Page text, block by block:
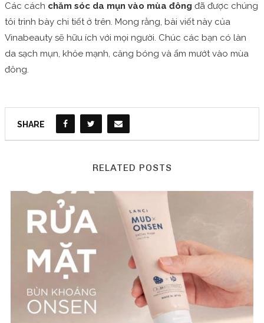
Các cách chăm sóc da mụn vào mùa đông đã được chúng
tôi trình bày chi tiết ở trên. Mong rằng, bài viết này của
Vinabeauty sẽ hữu ích với mọi người. Chúc các bạn có làn
da sạch mụn, khỏe mạnh, căng bóng và ẩm mướt vào mùa
đông.
SHARE
RELATED POSTS